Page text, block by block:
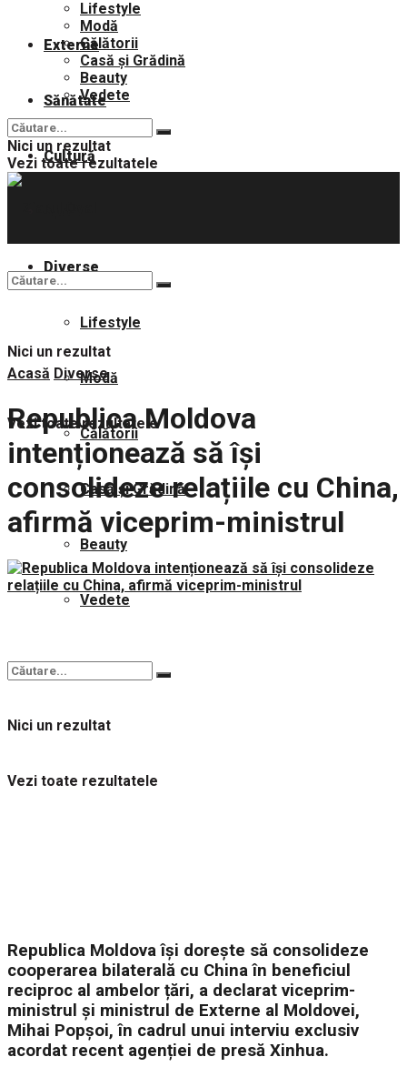
Externe
Sănătate
Cultură
Diverse
Lifestyle
Modă
Călătorii
Casă și Grădină
Beauty
Vedete
Nici un rezultat
Vezi toate rezultatele
Lifestyle
Modă
Călătorii
Casă și Grădină
Beauty
Vedete
Nici un rezultat
Vezi toate rezultatele
Nici un rezultat
Vezi toate rezultatele
Acasă Diverse
Republica Moldova
intenționează să își
consolideze relațiile cu China,
afirmă viceprim-ministrul
Republica Moldova își dorește să consolideze
cooperarea bilaterală cu China în beneficiul
reciproc al ambelor țări, a declarat viceprim-
ministrul și ministrul de Externe al Moldovei,
Mihai Popșoi, în cadrul unui interviu exclusiv
acordat recent agenției de presă Xinhua.